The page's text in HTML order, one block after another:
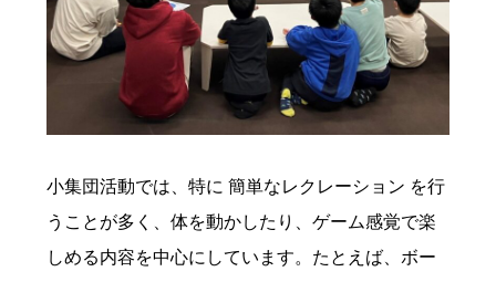
小集団活動では、特に 簡単なレクレーション を行
うことが多く、体を動かしたり、ゲーム感覚で楽
しめる内容を中心にしています。たとえば、ボー